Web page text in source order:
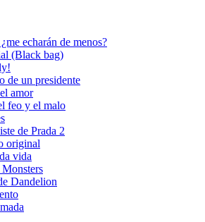
echarán de menos?
(Black bag)
de un presidente
amor
feo y el malo
de Prada 2
original
vida
Dandelion